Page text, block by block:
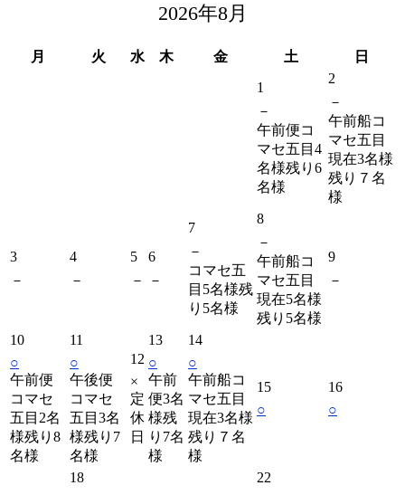
2026年8月
月 火 水 木 金 土
日
1
－
午前便コ
マセ五目4
名様残り6
名様
2
－
午前船コ
マセ五目
現在3名様
残り７名
様
3
－
4
－
5
－
6
－
7
－
コマセ五
目5名様残
り5名様
8
－
午前船コ
マセ五目
現在5名様
残り5名様
9
－
10
○
午前便
コマセ
五目2名
様残り8
名様
11
○
午後便
コマセ
五目3名
様残り7
名様
12
×
定
休
日
13
○
午前
便3名
様残
り7名
様
14
○
午前船コ
マセ五目
現在3名様
残り７名
様
15
○
16
○
18
22